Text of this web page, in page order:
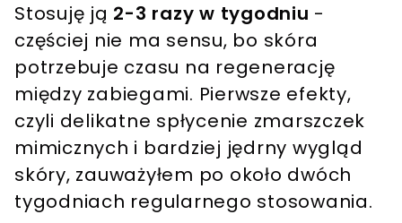
Stosuję ją 2-3 razy w tygodniu -
częściej nie ma sensu, bo skóra
potrzebuje czasu na regenerację
między zabiegami. Pierwsze efekty,
czyli delikatne spłycenie zmarszczek
mimicznych i bardziej jędrny wygląd
skóry, zauważyłem po około dwóch
tygodniach regularnego stosowania.